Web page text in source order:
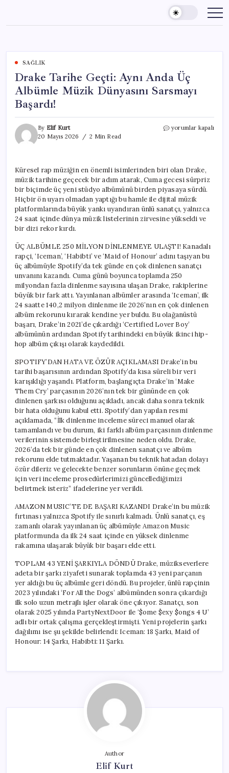
content
SAĞLIK
Drake Tarihe Geçti: Aynı Anda Üç
Albümle Müzik Dünyasını Sarsmayı
Başardı!
By Elif Kurt
20 Mayıs 2026
2 Min Read
Drake
Üç
Albümle
Müzik
Dünyasını
Sarsmayı
Başardı!
için
yorumlar kapalı
Küresel rap müziğin en önemli isimlerinden biri olan Drake,
müzik tarihine geçecek bir adım atarak, Cuma gecesi sürpriz
bir biçimde üç yeni stüdyo albümünü birden piyasaya sürdü.
Hiçbir ön uyarı olmadan yaptığı bu hamle ile dijital müzik
platformlarında büyük yankı uyandıran ünlü sanatçı, yalnızca
24 saat içinde dünya müzik listelerinin zirvesine yükseldi ve
bir dizi rekor kırdı.
ÜÇ ALBÜMLE 250 MİLYON DİNLENMEYE ULAŞTI! Kanadalı
rapçi, ‘Iceman’, ‘Habibti’ ve ‘Maid of Honour’ adını taşıyan bu
üç albümüyle Spotify’da tek günde en çok dinlenen sanatçı
unvanını kazandı. Cuma günü boyunca toplamda 250
milyondan fazla dinlenme sayısına ulaşan Drake, rakiplerine
büyük bir fark attı. Yayınlanan albümler arasında ‘Iceman’, ilk
24 saatte 140,2 milyon dinlenme ile 2026’nın en çok dinlenen
albüm rekorunu kırarak kendine yer buldu. Bu olağanüstü
başarı, Drake’in 2021’de çıkardığı ‘Certified Lover Boy’
albümünün ardından Spotify tarihindeki en büyük ikinci hip-
hop albüm çıkışı olarak kaydedildi.
SPOTIFY’DAN HATA VE ÖZÜR AÇIKLAMASI Drake’in bu
tarihi başarısının ardından Spotify’da kısa süreli bir veri
karışıklığı yaşandı. Platform, başlangıçta Drake’in ‘Make
Them Cry’ parçasının 2026’nın tek bir gününde en çok
dinlenen şarkısı olduğunu açıkladı, ancak daha sonra teknik
bir hata olduğunu kabul etti. Spotify’dan yapılan resmi
açıklamada, “İlk dinlenme inceleme süreci manuel olarak
tamamlandı ve bu durum, iki farklı albüm parçasının dinlenme
verilerinin sistemde birleştirilmesine neden oldu. Drake,
2026’da tek bir günde en çok dinlenen sanatçı ve albüm
rekorunu elde tutmaktadır. Yaşanan bu teknik hatadan dolayı
özür dileriz ve gelecekte benzer sorunların önüne geçmek
için veri inceleme prosedürlerimizi güncellediğimizi
belirtmek isteriz” ifadelerine yer verildi.
AMAZON MUSIC’TE DE BAŞARI KAZANDI Drake’in bu müzik
fırtınası yalnızca Spotify ile sınırlı kalmadı. Ünlü sanatçı, eş
zamanlı olarak yayınlanan üç albümüyle Amazon Music
platformunda da ilk 24 saat içinde en yüksek dinlenme
rakamına ulaşarak büyük bir başarı elde etti.
TOPLAM 43 YENİ ŞARKIYLA DÖNDÜ Drake, müzikseverlere
adeta bir şarkı ziyafeti sunarak toplamda 43 yeni parçanın
yer aldığı bu üç albümle geri döndü. Bu projeler, ünlü rapçinin
2023 yılındaki ‘For All the Dogs’ albümünden sonra çıkardığı
ilk solo uzun metrajlı işler olarak öne çıkıyor. Sanatçı, son
olarak 2025 yılında PartyNextDoor ile ‘$ome $exy $ongs 4 U’
adlı bir ortak çalışma gerçekleştirmişti. Yeni projelerin şarkı
dağılımı ise şu şekilde belirlendi: Iceman: 18 Şarkı, Maid of
Honour: 14 Şarkı, Habibti: 11 Şarkı.
Author
Elif Kurt